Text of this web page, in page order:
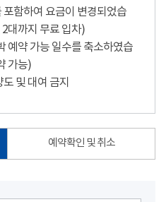
함하여 요금이 변경되었습
대까지 무료 입차)
예약 가능 일수를 축소하였습
가능)
및 대여 금지
예약확인 및 취소